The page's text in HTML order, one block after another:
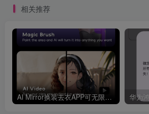
相关推荐
AI Mirror换装去衣APP可无限白嫖！